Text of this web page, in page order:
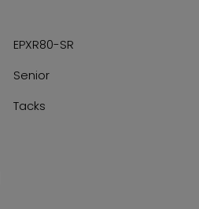
EPXR80-SR
Senior
Tacks